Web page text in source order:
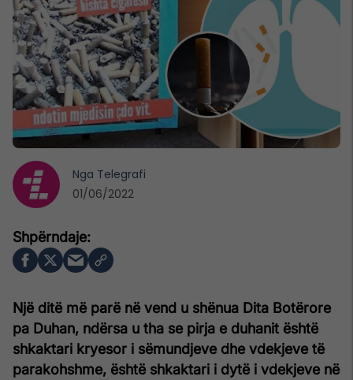
Një ditë më parë në vend u shënua Dita Botërore
pa Duhan, ndërsa u tha se pirja e duhanit është
shkaktari kryesor i sëmundjeve dhe vdekjeve të
parakohshme, është shkaktari i dytë i vdekjeve në
Nga Telegrafi
01/06/2022